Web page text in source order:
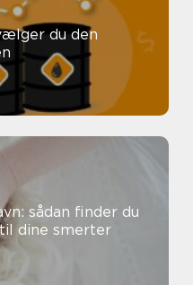
sådan finder du
dine smerter